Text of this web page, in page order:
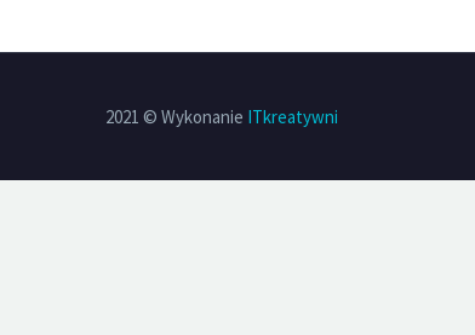
2021 © Wykonanie ITkreatywni